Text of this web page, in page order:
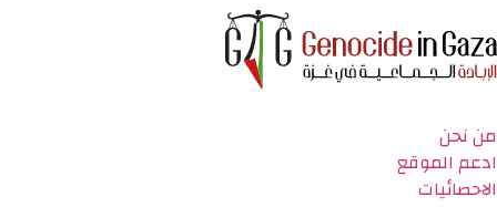
من نحن
ادعم الموقع
الاحصائيات